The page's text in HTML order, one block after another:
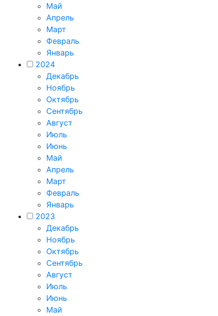
Май
Апрель
Март
Февраль
Январь
2024
Декабрь
Ноябрь
Октябрь
Сентябрь
Август
Июль
Июнь
Май
Апрель
Март
Февраль
Январь
2023
Декабрь
Ноябрь
Октябрь
Сентябрь
Август
Июль
Июнь
Май